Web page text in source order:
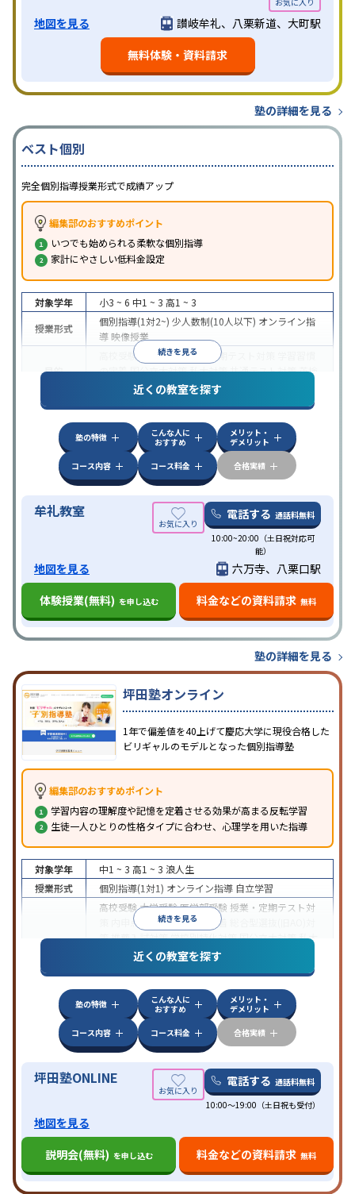
地図を見る
讃岐牟礼、八栗新道、大町駅
無料体験・資料請求
塾の詳細を見る
ベスト個別
完全個別指導授業形式で成績アップ
編集部のおすすめポイント
いつでも始められる柔軟な個別指導
家計にやさしい低料金設定
続きを見る
対象学年 小3 ~ 6 中1 ~ 3 高1 ~ 3
授業形式
個別指導(1対2~) 少人数制(10人以下) オンライン指
導 映像授業
目的
高校受験 大学受験授業・定期テスト対策
の定着国公立大対策私大対策共通テスト対策英検
(英語検定)対策
授業の振替可能不登校生に対応学習にPC・タブレ
ットを利用
1科目から受講可能季節講習のみの受講
可 自習室あり
近くの教室を探す
塾の特徴
こんな人に
おすすめ
メリット・
デメリット
コース内容
コース料金 合格実績
牟礼教室 電話する 通話料無料
10:00~20:00（土日祝対応可
能）
地図を見る
六万寺、八栗口駅
体験授業(無料) を申し込む 料金などの資料請求 無料
塾の詳細を見る
坪田塾オンライン
1年で偏差値を40上げて慶応大学に現役合格した
ビリギャルのモデルとなった個別指導塾
編集部のおすすめポイント
学習内容の理解度や記憶を定着させる効果が高まる反転学習
生徒一人ひとりの性格タイプに合わせ、心理学を用いた指導
続きを見る
対象学年 中1 ~ 3 高1 ~ 3 浪人生
授業形式
個別指導(1対1) オンライン指導 自立学習
高校受験大学受験医学部受験 授業・定期テスト対
内申点対策学習習慣の定着
策推薦入試対策学校別特化対策国公立大対策私大
共通テスト対策英検(英語検定)対策
その
特徴
中高一貫校生に対応授業の振替可能 不登校生に対
学習にPC・タブレットを利用オンライン対応
科目から受講可能季節講習のみの受講可発達障害
の子どもに対応
近くの教室を探す
塾の特徴
こんな人に
おすすめ
メリット・
デメリット
コース内容
コース料金 合格実績
坪田塾ONLINE 電話する 通話料無料
10:00～19:00（土日祝も受付）
地図を見る
説明会(無料) を申し込む 料金などの資料請求 無料